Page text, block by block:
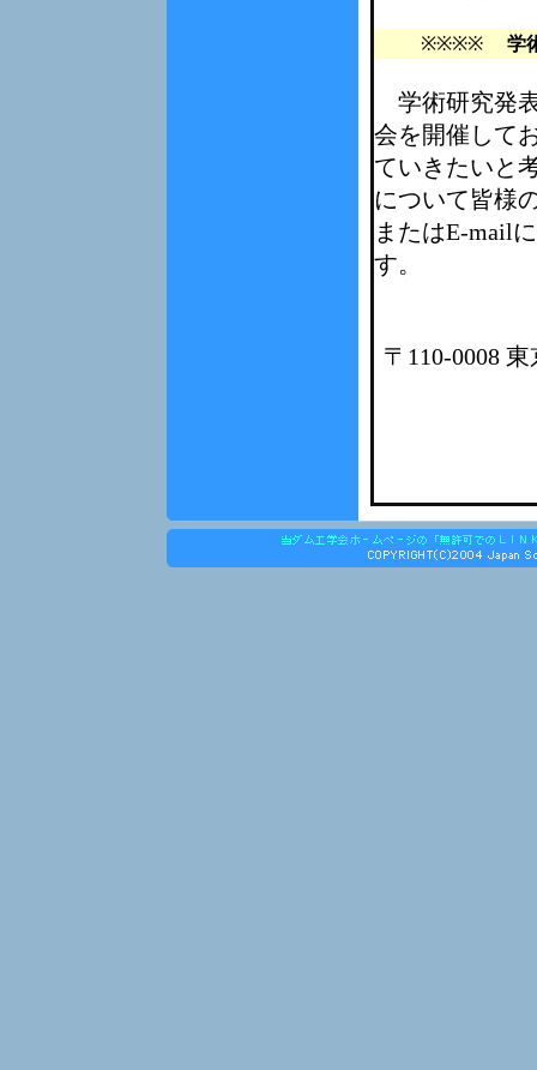
※※※※ 学
学術研究発
会を開催して
ていきたいと
について皆様
またはE-mail
す。
〒110-0008